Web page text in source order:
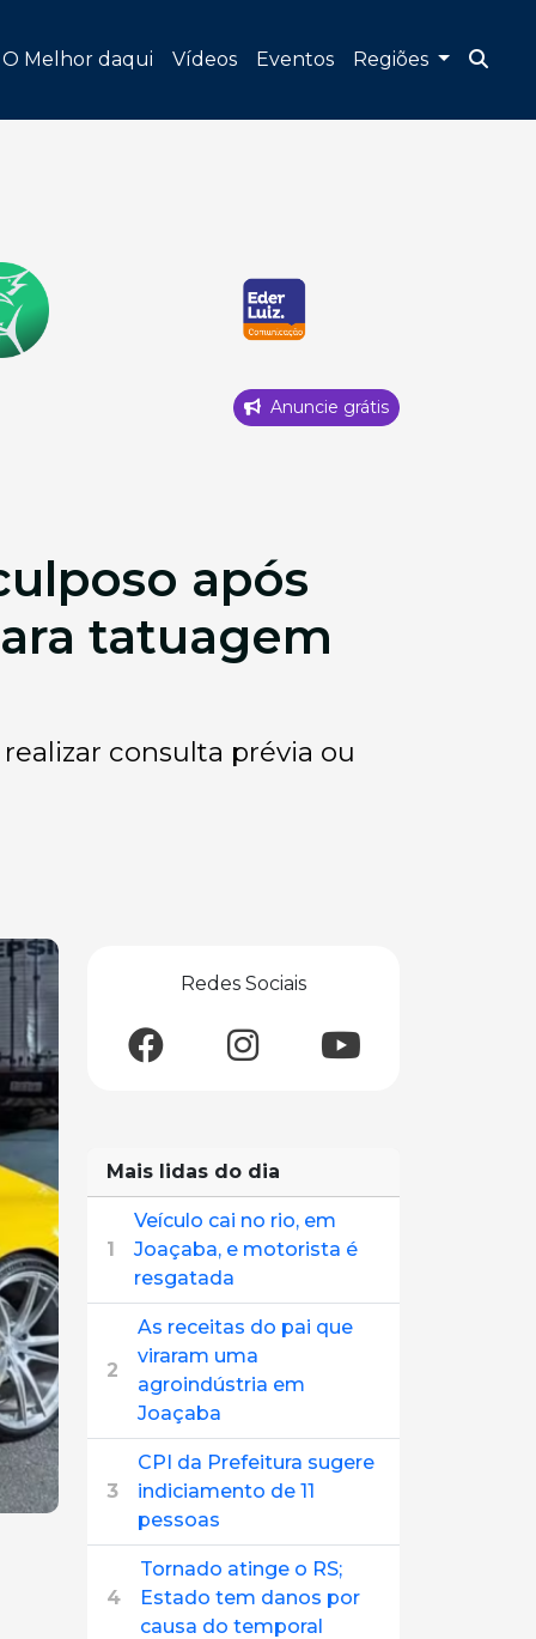
O Melhor daqui Vídeos Eventos Regiões
Anuncie grátis
após
tatuagem
consulta prévia ou
Redes Sociais
Mais lidas do dia
1
Veículo cai no rio, em
Joaçaba, e motorista é
resgatada
2
As receitas do pai que
viraram uma
agroindústria em
Joaçaba
3
CPI da Prefeitura sugere
indiciamento de 11
pessoas
4
Tornado atinge o RS;
Estado tem danos por
causa do temporal